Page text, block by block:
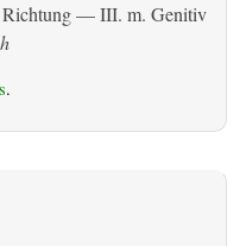
Richtung — III. m. Genitiv
.